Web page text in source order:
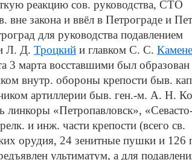
ре­ак­цию сов. ру­ко­во­д­ства, СТО
вне за­ко­на и ввёл в Пет­ро­гра­де и
для ру­ко­во­д­ства по­дав­ле­ни­ем
Л. Д. Троц­кий и глав­ком С. С.
3 мар­та вос­став­ши­ми был об­ра­зо­ван
внутр. обо­ро­ны кре­по­сти быв.
ар­тил­ле­рии быв. ген.-м. А. Н.
лин­ко­ры «Пе­тро­пав­ловск»,
и инж. час­ти кре­по­сти (все­го св.
ору­дия, 24 зе­нит­ные пуш­ки и
уль­ти­ма­тум, а для